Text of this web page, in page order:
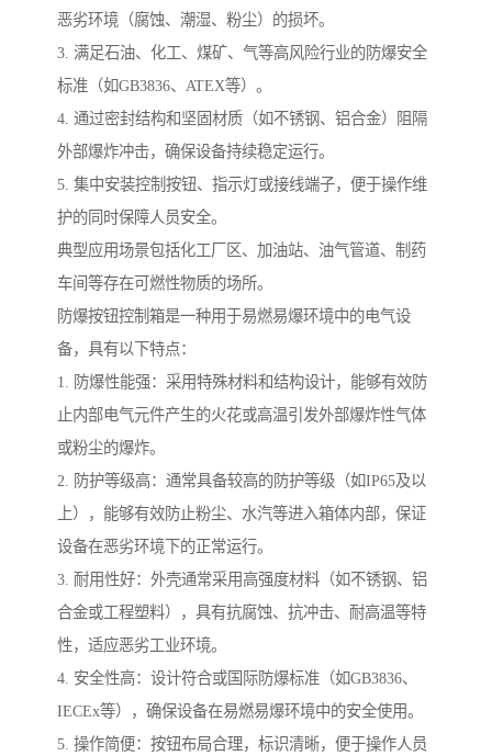
恶劣环境（腐蚀、潮湿、粉尘）的损坏。
3. 满足石油、化工、煤矿、气等高风险行业的防爆安全
标准（如GB3836、ATEX等）。
4. 通过密封结构和坚固材质（如不锈钢、铝合金）阻隔
外部爆炸冲击，确保设备持续稳定运行。
5. 集中安装控制按钮、指示灯或接线端子，便于操作维
护的同时保障人员安全。
典型应用场景包括化工厂区、加油站、油气管道、制药
车间等存在可燃性物质的场所。
防爆按钮控制箱是一种用于易燃易爆环境中的电气设
备，具有以下特点：
1. 防爆性能强：采用特殊材料和结构设计，能够有效防
止内部电气元件产生的火花或高温引发外部爆炸性气体
或粉尘的爆炸。
2. 防护等级高：通常具备较高的防护等级（如IP65及以
上），能够有效防止粉尘、水汽等进入箱体内部，保证
设备在恶劣环境下的正常运行。
3. 耐用性好：外壳通常采用高强度材料（如不锈钢、铝
合金或工程塑料），具有抗腐蚀、抗冲击、耐高温等特
性，适应恶劣工业环境。
4. 安全性高：设计符合或国际防爆标准（如GB3836、
IECEx等），确保设备在易燃易爆环境中的安全使用。
5. 操作简便：按钮布局合理，标识清晰，便于操作人员